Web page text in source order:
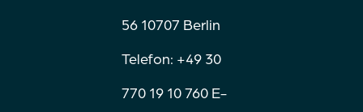
56 10707 Berlin
Telefon: +49 30
770 19 10 760 E-